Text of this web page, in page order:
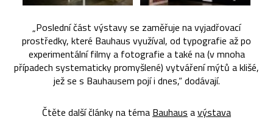
„Poslední část výstavy se zaměřuje na vyjadřovací
prostředky, které Bauhaus využíval, od typografie až po
experimentální filmy a fotografie a také na (v mnoha
případech systematicky promyšlené) vytváření mýtů a klišé,
jež se s Bauhausem pojí i dnes,“ dodávají.
Čtěte další články na téma Bauhaus avýstava